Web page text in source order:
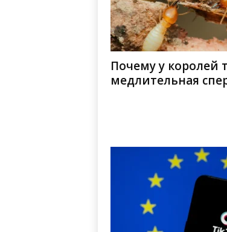
Почему у королей
медлительная